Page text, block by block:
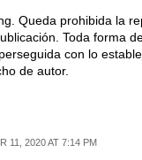
Queda prohibida la
Toda forma
con lo
de autor.
11, 2020 AT 7:14 PM